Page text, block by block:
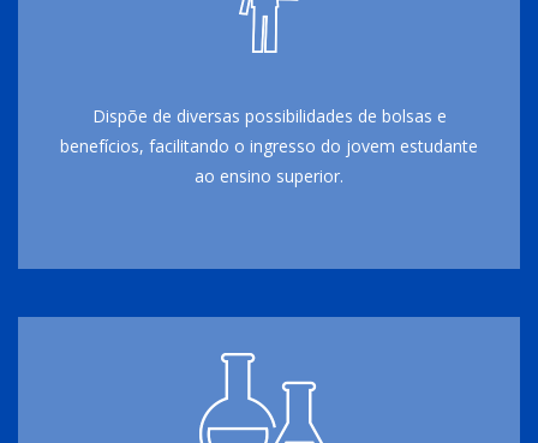
Dispõe de diversas possibilidades de bolsas e
benefícios, facilitando o ingresso do jovem estudante
ao ensino superior.